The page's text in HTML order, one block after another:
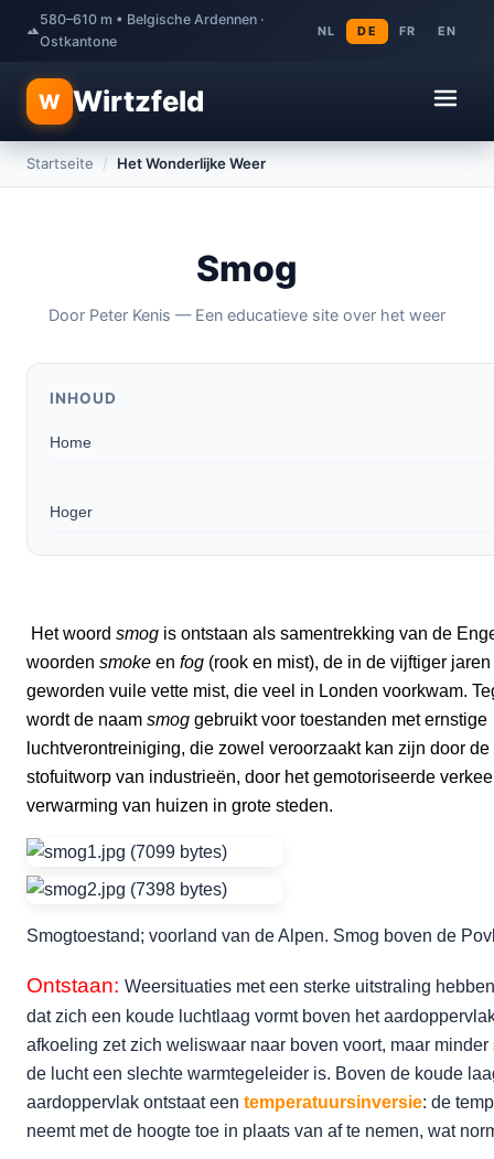
580–610 m • Belgische Ardennen ·
Ostkantone
NL DE FR EN
W Wirtzfeld
Startseite / Het Wonderlijke Weer
Smog
Door Peter Kenis — Een educatieve site over het weer
INHOUD
Home
Hoger
Het woord smog is ontstaan als samentrekking van de
woorden smoke en fog (rook en mist), de in de vijftiger
geworden vuile vette mist, die veel in Londen voorkwam.
wordt de naam smog gebruikt voor toestanden met ernstige
luchtverontreiniging, die zowel veroorzaakt kan zijn door de
stofuitworp van industrieën, door het gemotoriseerde
verwarming van huizen in grote steden.
Smogtoestand; voorland van de Alpen. Smog boven de
Ontstaan: Weersituaties met een sterke uitstraling
dat zich een koude luchtlaag vormt boven het
afkoeling zet zich weliswaar naar boven voort, maar minder
de lucht een slechte warmtegeleider is. Boven de koude
aardoppervlak ontstaat een temperatuursinversie: de
neemt met de hoogte toe in plaats van af te nemen, wat